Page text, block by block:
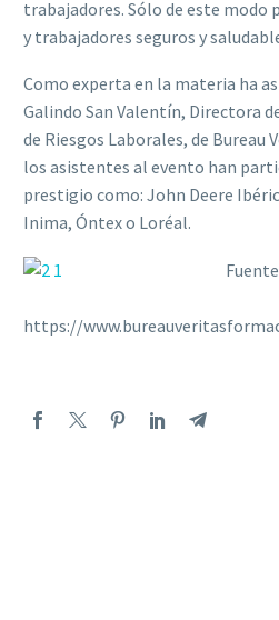
trabajadores. Sólo de este modo
y trabajadores seguros y
Como experta en la materia ha
Galindo San Valentín, Directora
de Riesgos Laborales, de Bureau
los asistentes al evento han
prestigio como: John Deere
Inima, Óntex o Loréal.
https://